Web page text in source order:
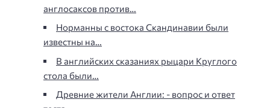
англосаксов против…
Норманны с востока Скандинавии были
известны на…
В английских сказаниях рыцари Круглого
стола были…
Древние жители Англии: - вопрос и ответ